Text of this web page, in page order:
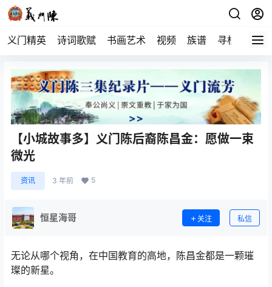
义门精英 诗词歌赋 书画艺术 视频 族谱 寻根
【小城故事多】义门陈后裔陈昌金：愿做一束
微光
资讯 3 年前 5
恒星海哥 关注 私信
无论从哪个视角，在中国教育的高地，陈昌金都是一颗璀
璨的新星。